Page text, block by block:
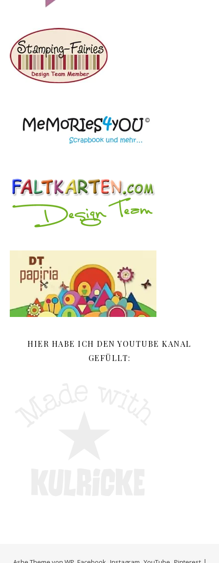
HIER HABE ICH DEN YOUTUBE KANAL
GEFÜLLT: